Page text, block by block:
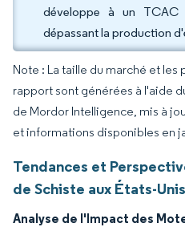
développe à un TCAC
dépassant la production
Note : La taille du marché et
rapport sont générées à l'aide
de Mordor Intelligence, mis à
et informations disponibles en
Tendances et
de Schiste aux États-Unis
Analyse de l'Impact des